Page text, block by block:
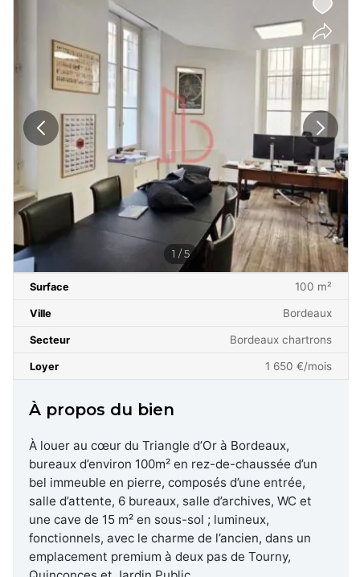
1 / 5
Surface 100 m²
Ville Bordeaux
Secteur Bordeaux chartrons
Loyer 1 650 €/mois
À propos du bien
À louer au cœur du Triangle d’Or à Bordeaux,
bureaux d’environ 100m² en rez-de-chaussée d’un
bel immeuble en pierre, composés d’une entrée,
salle d’attente, 6 bureaux, salle d’archives, WC et
une cave de 15 m² en sous-sol ; lumineux,
fonctionnels, avec le charme de l’ancien, dans un
emplacement premium à deux pas de Tourny,